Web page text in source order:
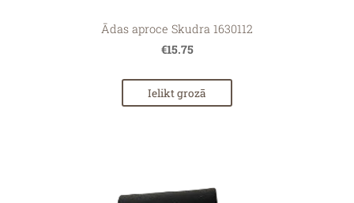
Ādas aproce Skudra 1630112
€15.75
Ielikt grozā